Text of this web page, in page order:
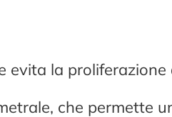
evita la proliferazione
che permette